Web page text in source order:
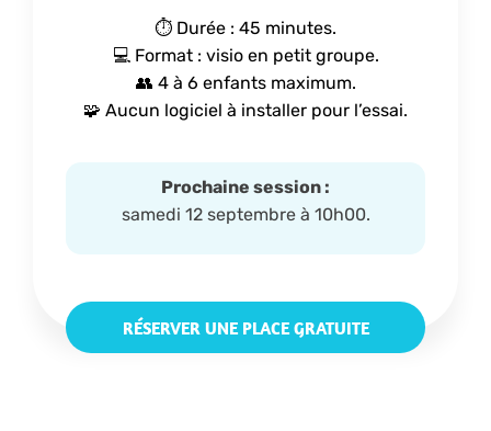
⏱️ Durée : 45 minutes.
💻 Format : visio en petit groupe.
👥 4 à 6 enfants maximum.
🧩 Aucun logiciel à installer pour l’essai.
Prochaine session :
samedi 12 septembre à 10h00.
RÉSERVER UNE PLACE GRATUITE